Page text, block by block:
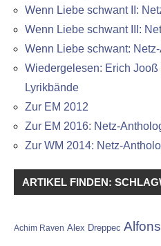
Wenn Liebe schwant II:
Wenn Liebe schwant III:
Wenn Liebe schwant:
Wiedergelesen: Erich
Lyrikbände
Zur EM 2012
Zur EM 2016: Netz-
Zur WM 2014: Netz-
ARTIKEL FINDEN:
Achim Raven Alex Dreppec